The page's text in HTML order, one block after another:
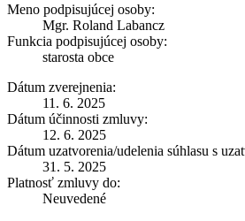
Meno podpisujúcej osoby:
Mgr. Roland Labancz
Funkcia podpisujúcej osoby:
starosta obce
Dátum zverejnenia:
11. 6. 2025
Dátum účinnosti zmluvy:
12. 6. 2025
Dátum uzatvorenia/udelenia súhlasu s
31. 5. 2025
Platnosť zmluvy do:
Neuvedené